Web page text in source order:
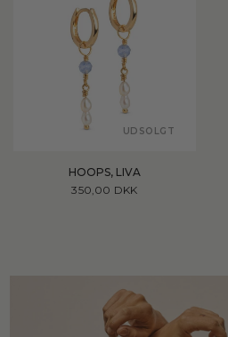
UDSOLGT
HOOPS, LIVA
350,00 DKK